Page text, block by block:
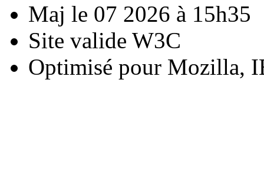
Maj le 07 2026 à 15h35
Site valide W3C
Optimisé pour Mozilla,